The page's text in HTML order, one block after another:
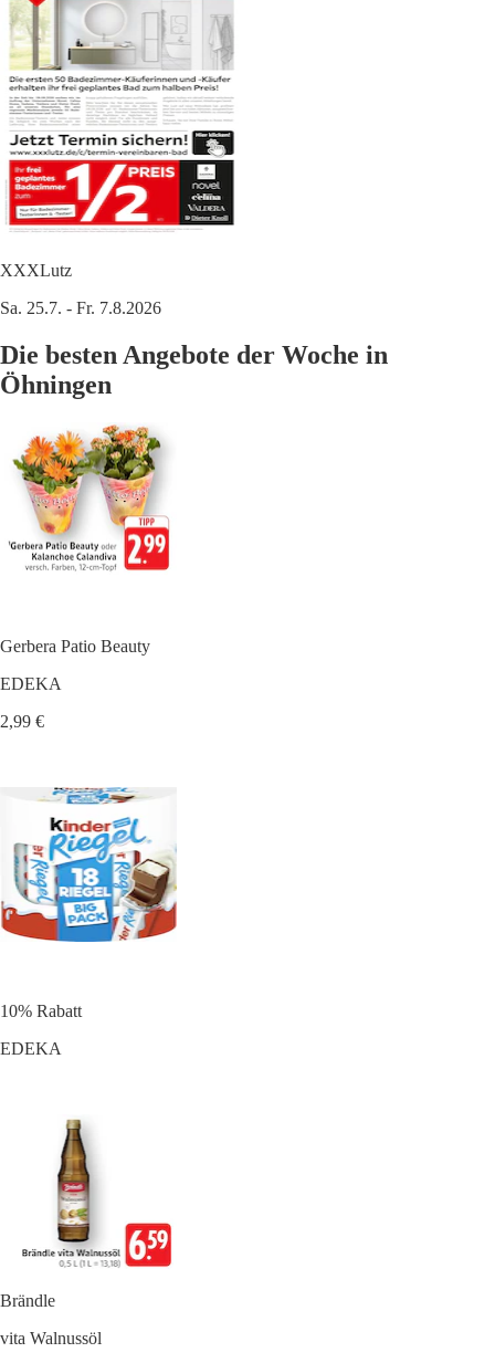
XXXLutz
Sa. 25.7. - Fr. 7.8.2026
Die besten Angebote der Woche in
Öhningen
Gerbera Patio Beauty
EDEKA
2,99 €
10% Rabatt
EDEKA
Brändle
vita Walnussöl